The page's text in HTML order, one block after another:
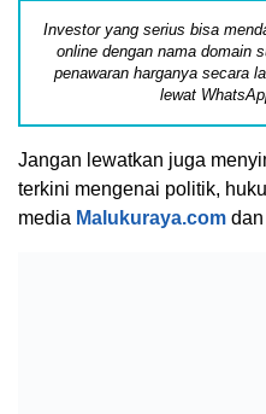
Investor yang serius bisa
online dengan nama domain
penawaran harganya secara
lewat
Jangan lewatkan juga
terkini mengenai politik,
media Malukuraya.com dan